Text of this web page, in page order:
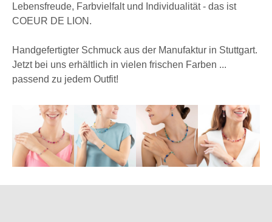
Lebensfreude, Farbvielfalt und Individualität - das ist
COEUR DE LION.
Handgefertigter Schmuck aus der Manufaktur in Stuttgart.
Jetzt bei uns erhältlich in vielen frischen Farben ...
passend zu jedem Outfit!